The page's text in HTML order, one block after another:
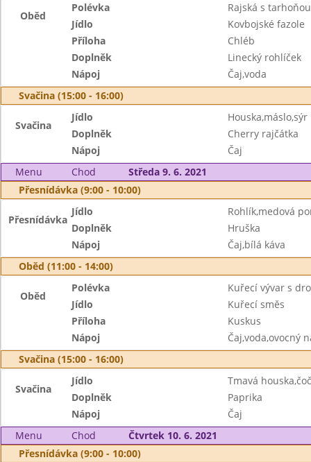
Oběd
Polévka
Rajská s tarhoňou
Jídlo
Kovbojské fazole
Příloha
Chléb
Doplněk
Linecký rohlíček
Nápoj
Čaj,voda
Svačina (15:00 - 16:00)
Svačina
Jídlo
Houska,máslo,sýr
Doplněk
Cherry rajčátka
Nápoj
Čaj
Menu
Chod
Středa 9. 6. 2021
Přesnídávka (9:00 - 10:00)
Přesnídávka
Jídlo
Rohlík,medová
Doplněk
Hruška
Nápoj
Čaj,bílá káva
Oběd (11:00 - 14:00)
Oběd
Polévka
Kuřecí vývar s
Jídlo
Kuřecí směs
Příloha
Kuskus
Nápoj
Čaj,voda,ovocný
Svačina (15:00 - 16:00)
Svačina
Jídlo
Tmavá
Doplněk
Paprika
Nápoj
Čaj
Menu
Chod
Čtvrtek 10. 6. 2021
Přesnídávka (9:00 - 10:00)